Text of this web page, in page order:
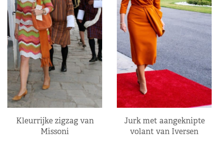
Kleurrijke zigzag van
Missoni
Jurk met aangeknipte
volant van Iversen